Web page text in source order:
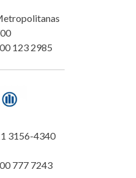
123 2985
3156-4340
777 7243